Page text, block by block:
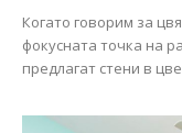
Когато говорим за
фокусната точка на
предлагат стени в